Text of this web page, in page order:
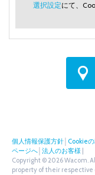
選択設定にて、
個人情報保護方針 Cookie
ページへ 法人のお客様
Copyright © 2026 Wacom.
property of their